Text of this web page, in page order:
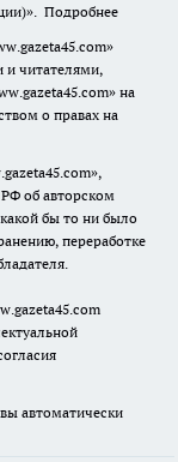
Подробнее
и читателями,
на
о правах на
РФ об авторском
бы то ни было
переработке
автоматически